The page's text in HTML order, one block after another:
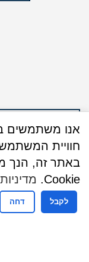
חוויית
באתר זה, הנך
Cookie.
לקבל דחה